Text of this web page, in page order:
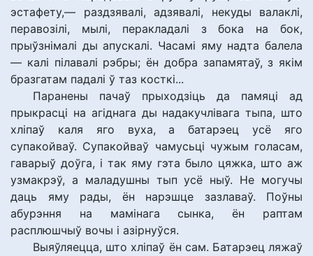
эстафету,— раздзявалі, адзявалі, некуды валаклі,
перавозілі, мылі, перакладалі з бока на бок,
прыўзнімалі ды апускалі. Часамі яму надта балела
— калі пілавалі рэбры; ён добра запамятаў, з якім
бразгатам падалі ў таз косткі...
Паранены пачаў прыходзіць да памяці ад
прыкрасці на агіднага ды надакучлівага тыпа, што
хліпаў каля яго вуха, а батарэец усё яго
супакойваў. Супакойваў чамусьці чужым голасам,
гаварыў доўга, і так яму гэта было цяжка, што аж
узмакрэў, а маладушны тып усё ныў. Не могучы
даць яму рады, ён нарэшце зазлаваў. Поўны
абурэння на мамінага сынка, ён раптам
расплюшчыў вочы і азірнуўся.
Выяўляецца, што хліпаў ён сам. Батарэец ляжаў